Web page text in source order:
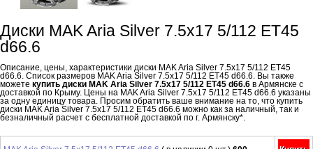
Диски MAK Aria Silver 7.5x17 5/112 ET45
d66.6
Описание, цены, характеристики диски MAK Aria Silver 7.5x17 5/112 ET45
d66.6. Список размеров MAK Aria Silver 7.5x17 5/112 ET45 d66.6. Вы также
можете купить диски MAK Aria Silver 7.5x17 5/112 ET45 d66.6 в Армянске с
доставкой по Крыму. Цены на MAK Aria Silver 7.5x17 5/112 ET45 d66.6 указаны
за одну единицу товара. Просим обратить ваше внимание на то, что купить
диски MAK Aria Silver 7.5x17 5/112 ET45 d66.6 можно как за наличный, так и
безналичный расчет с бесплатной доставкой по г. Армянску*.